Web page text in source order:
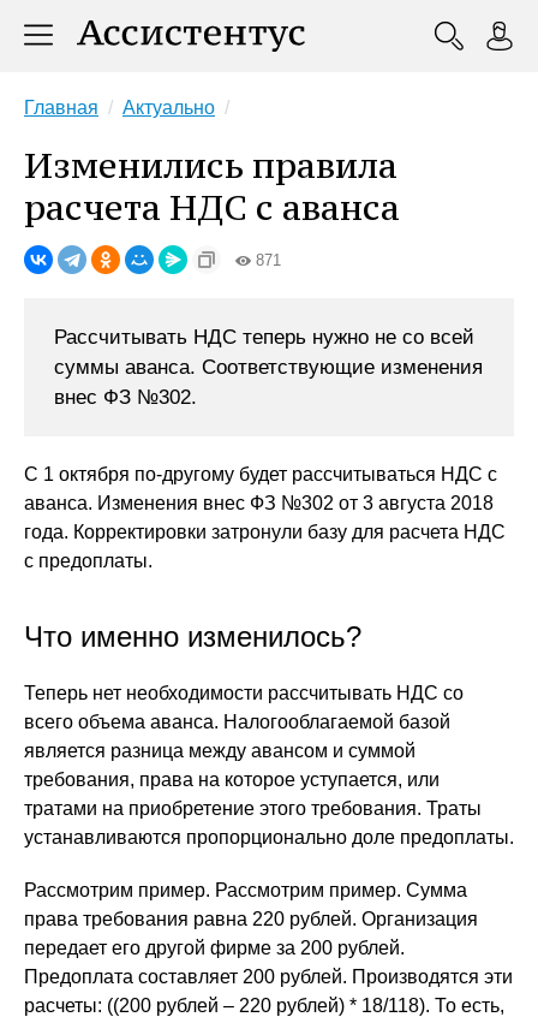
Главная Актуально
Изменились правила
расчета НДС с аванса
871
Рассчитывать НДС теперь нужно не со всей
суммы аванса. Соответствующие изменения
внес ФЗ №302.
С 1 октября по-другому будет рассчитываться НДС с
аванса. Изменения внес ФЗ №302 от 3 августа 2018
года. Корректировки затронули базу для расчета НДС
с предоплаты.
Что именно изменилось?
Теперь нет необходимости рассчитывать НДС со
всего объема аванса. Налогооблагаемой базой
является разница между авансом и суммой
требования, права на которое уступается, или
тратами на приобретение этого требования. Траты
устанавливаются пропорционально доле предоплаты.
Рассмотрим пример. Рассмотрим пример. Сумма
права требования равна 220 рублей. Организация
передает его другой фирме за 200 рублей.
Предоплата составляет 200 рублей. Производятся эти
расчеты: ((200 рублей – 220 рублей) * 18/118). То есть,